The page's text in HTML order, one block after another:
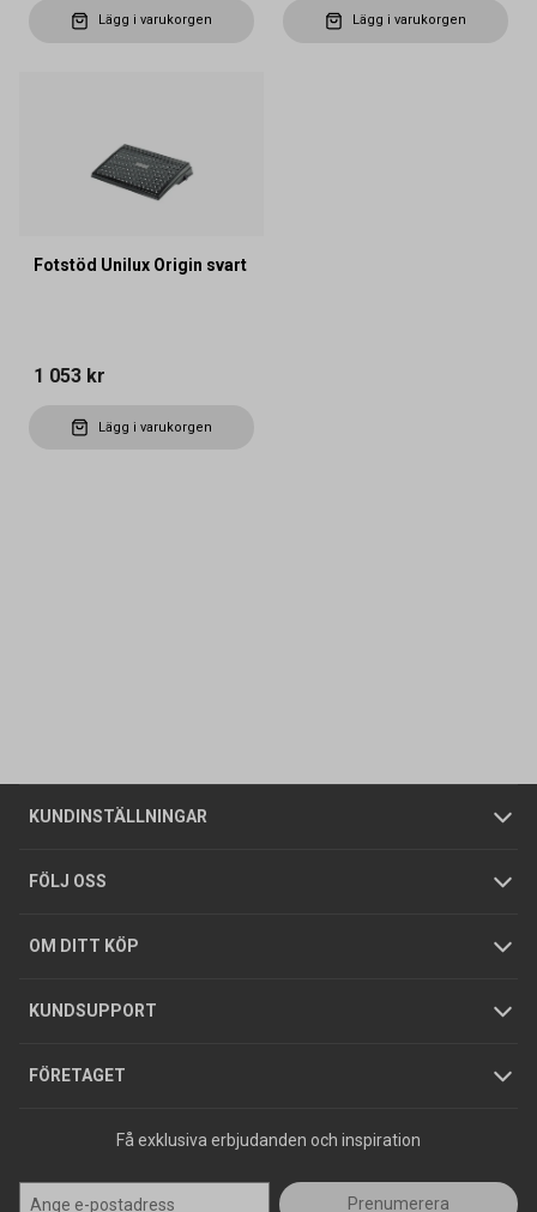
Lägg i varukorgen Lägg i varukorgen
Fotstöd Unilux Origin svart
1 053 kr
Lägg i varukorgen
KUNDINSTÄLLNINGAR
Företagskund / Privatkund
FÖLJ OSS
OM DITT KÖP
Allmänna försäljningsvillkor
Integritetspolicy
GDPR
KUNDSUPPORT
Butiker
Foldrar och kataloger
Köpguider
Varumärken
FÖRETAGET
Om oss
Tjänster
Hållbarhet
Jobba hos oss
Press
Få exklusiva erbjudanden och inspiration
Prenumerera